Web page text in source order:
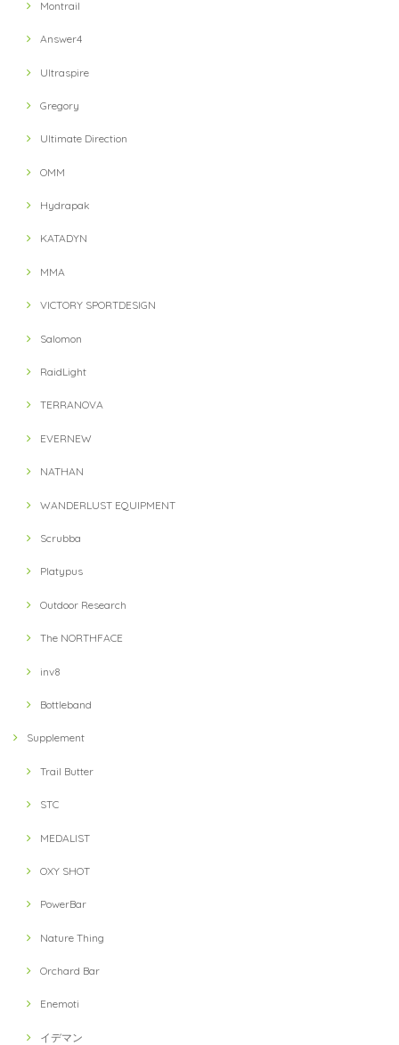
Montrail
Answer4
Ultraspire
Gregory
Ultimate Direction
OMM
Hydrapak
KATADYN
MMA
VICTORY SPORTDESIGN
Salomon
RaidLight
TERRANOVA
EVERNEW
NATHAN
WANDERLUST EQUIPMENT
Scrubba
Platypus
Outdoor Research
The NORTHFACE
inv8
Bottleband
Supplement
Trail Butter
STC
MEDALIST
OXY SHOT
PowerBar
Nature Thing
Orchard Bar
Enemoti
イデマン